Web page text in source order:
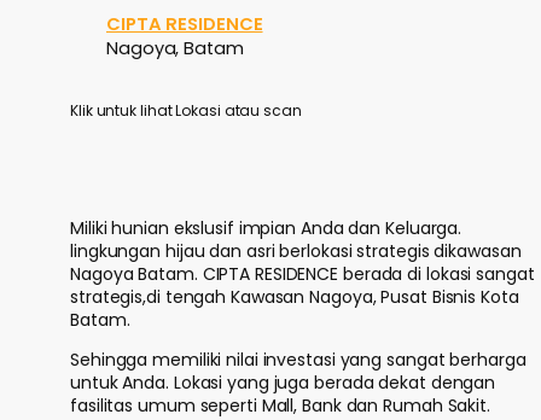
CIPTA RESIDENCE
Nagoya, Batam
Klik untuk lihat Lokasi atau scan
Miliki hunian ekslusif impian Anda dan Keluarga.
lingkungan hijau dan asri berlokasi strategis dikawasan
Nagoya Batam. CIPTA RESIDENCE berada di lokasi sangat
strategis,di tengah Kawasan Nagoya, Pusat Bisnis Kota
Batam.
Sehingga memiliki nilai investasi yang sangat berharga
untuk Anda. Lokasi yang juga berada dekat dengan
fasilitas umum seperti Mall, Bank dan Rumah Sakit.